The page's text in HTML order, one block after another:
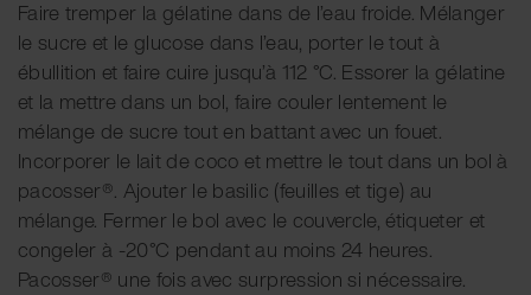
Faire tremper la gélatine dans de l’eau froide. Mélanger
le sucre et le glucose dans l’eau, porter le tout à
ébullition et faire cuire jusqu’à 112 °C. Essorer la gélatine
et la mettre dans un bol, faire couler lentement le
mélange de sucre tout en battant avec un fouet.
Incorporer le lait de coco et mettre le tout dans un bol à
pacosser®. Ajouter le basilic (feuilles et tige) au
mélange. Fermer le bol avec le couvercle, étiqueter et
congeler à -20°C pendant au moins 24 heures.
Pacosser® une fois avec surpression si nécessaire.